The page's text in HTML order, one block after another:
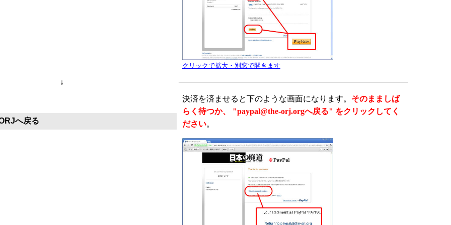
クリックで拡大・別窓で開きます
↓
へ戻る
決済を済ませると下のような画面になります。 そのまましば
らく待つか、 "paypal@the-orj.orgへ戻る" をクリックしてく
ださい。